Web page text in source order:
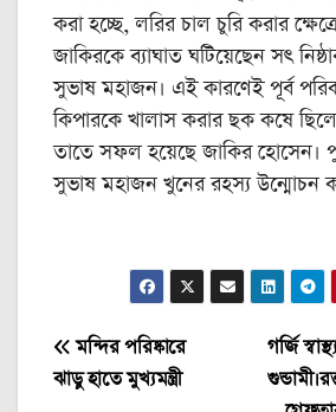
করা হচ্ছে, লরির চাল চুরি করার
জাকিরকে ব্যাঘাত ঘটিয়েছেন সৎ
সুভাষ মহাজন। এই কারণেই পূর্ব
কিপারকে খালাস করার ছক কষে
তাতে সফল হয়েছে জাকির হোসেন।
সুভাষ মহাজন খুনের রহস্য উন্মোচন
Post
navigation
গর্জি
মন্দির পরিষ্কারে
ঝাড়ু হাতে মুখ্যমন্ত্রী